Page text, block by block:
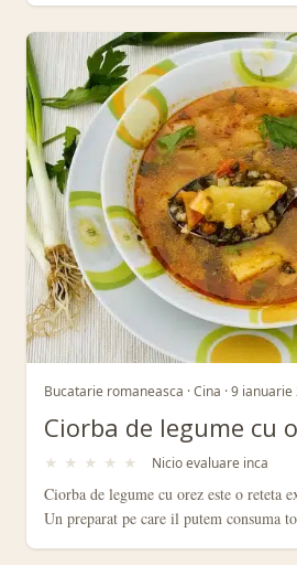
Bucatarie romaneasca · Cina · 9 ianuarie
Ciorba de legume cu
★ ★ ★ ★ ★ Nicio evaluare inca
Ciorba de legume cu orez este o reteta
Un preparat pe care il putem consuma